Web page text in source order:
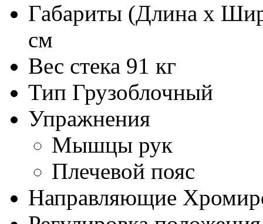
Габариты (Длина х
см
Вес стека 91 кг
Тип Грузоблочный
Упражнения
Мышцы рук
Плечевой пояс
Направляющие